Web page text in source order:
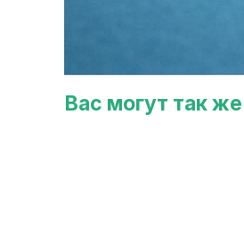
Вас могут так